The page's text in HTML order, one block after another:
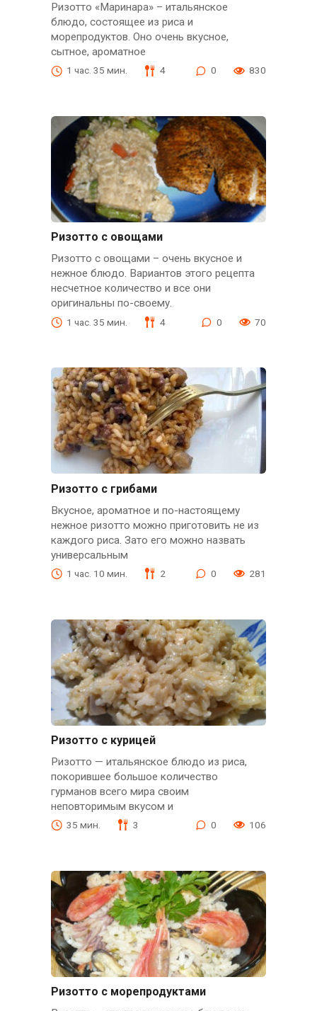
Ризотто «Маринара» – итальянское
блюдо, состоящее из риса и
морепродуктов. Оно очень вкусное,
сытное, ароматное
1 час. 35 мин. 4 0 830
Ризотто с овощами
Ризотто с овощами – очень вкусное и
нежное блюдо. Вариантов этого рецепта
несчетное количество и все они
оригинальны по-своему.
1 час. 35 мин. 4 0 70
Ризотто с грибами
Вкусное, ароматное и по-настоящему
нежное ризотто можно приготовить не из
каждого риса. Зато его можно назвать
универсальным
1 час. 10 мин. 2 0 281
Ризотто с курицей
Ризотто — итальянское блюдо из риса,
покорившее большое количество
гурманов всего мира своим
неповторимым вкусом и
35 мин. 3 0 106
Ризотто с морепродуктами